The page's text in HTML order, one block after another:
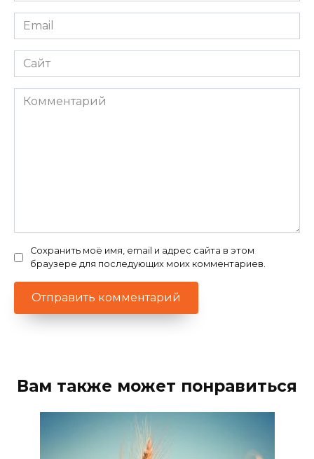
Email
*
Сайт
Комментарий
Сохранить моё имя, email и адрес сайта в этом
браузере для последующих моих комментариев.
Вам также может понравиться